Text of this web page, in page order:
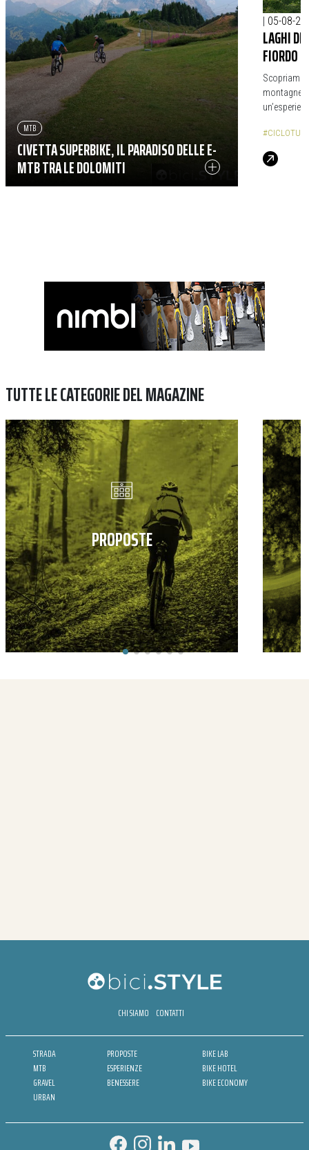
CIVETTA SUPERBIKE, IL PARADISO DELLE E-
MTB TRA LE DOLOMITI
MTB
| 05-08-
LAGHI
FIORDO
Scopriamo
montagne
TUTTE LE CATEGORIE DEL MAGAZINE
PROPOSTE
CHI SIAMO CONTATTI
STRADA
MTB
GRAVEL
URBAN
PROPOSTE
ESPERIENZE
BENESSERE
BIKE LAB
BIKE HOTEL
BIKE ECONOMY